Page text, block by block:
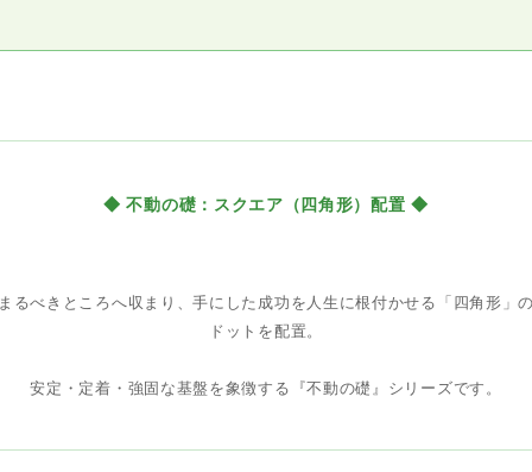
◆ 不動の礎：スクエア（四角形）配置 ◆
るべきところへ収まり、手にした成功を人生に根付かせる「四角形」
ドットを配置。
安定・定着・強固な基盤を象徴する『不動の礎』シリーズです。